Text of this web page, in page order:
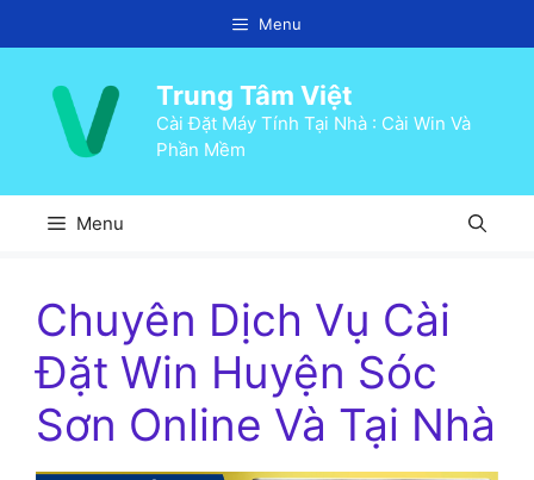
đến
Menu
Trung Tâm Việt
Cài Đặt Máy Tính Tại Nhà : Cài Win Và
Phần Mềm
Menu
Chuyên Dịch Vụ Cài
Đặt Win Huyện Sóc
Sơn Online Và Tại Nhà